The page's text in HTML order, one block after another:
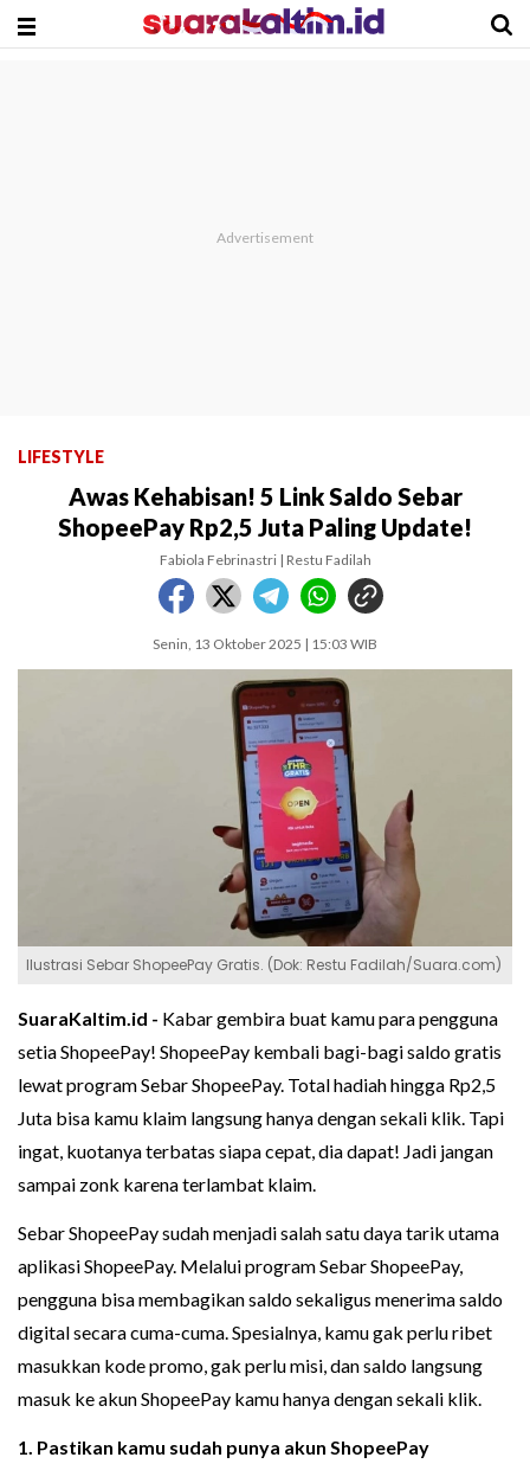
LIFESTYLE
Awas Kehabisan! 5 Link Saldo Sebar
ShopeePay Rp2,5 Juta Paling Update!
Fabiola Febrinastri | Restu Fadilah
Senin, 13 Oktober 2025 | 15:03 WIB
Ilustrasi Sebar ShopeePay Gratis. (Dok: Restu Fadilah/Suara.com)
SuaraKaltim.id - Kabar gembira buat kamu para pengguna
setia ShopeePay! ShopeePay kembali bagi-bagi saldo gratis
lewat program Sebar ShopeePay. Total hadiah hingga Rp2,5
Juta bisa kamu klaim langsung hanya dengan sekali klik. Tapi
ingat, kuotanya terbatas siapa cepat, dia dapat! Jadi jangan
sampai zonk karena terlambat klaim.
Sebar ShopeePay sudah menjadi salah satu daya tarik utama
aplikasi ShopeePay. Melalui program Sebar ShopeePay,
pengguna bisa membagikan saldo sekaligus menerima saldo
digital secara cuma-cuma. Spesialnya, kamu gak perlu ribet
masukkan kode promo, gak perlu misi, dan saldo langsung
masuk ke akun ShopeePay kamu hanya dengan sekali klik.
1. Pastikan kamu sudah punya akun ShopeePay